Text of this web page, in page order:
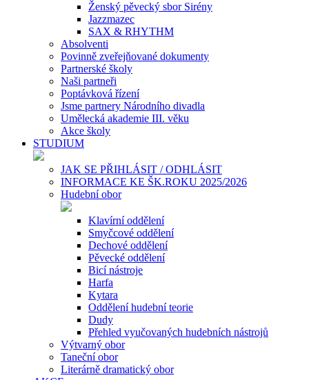
Ženský pěvecký sbor Sirény
Jazzmazec
SAX & RHYTHM
Absolventi
Povinně zveřejňované dokumenty
Partnerské školy
Naši partneři
Poptávková řízení
Jsme partnery Národního divadla
Umělecká akademie III. věku
Akce školy
STUDIUM
JAK SE PŘIHLÁSIT / ODHLÁSIT
INFORMACE KE ŠK.ROKU 2025/2026
Hudební obor
Klavírní oddělení
Smyčcové oddělení
Dechové oddělení
Pěvecké oddělení
Bicí nástroje
Harfa
Kytara
Oddělení hudební teorie
Dudy
Přehled vyučovaných hudebních nástrojů
Výtvarný obor
Taneční obor
Literárně dramatický obor